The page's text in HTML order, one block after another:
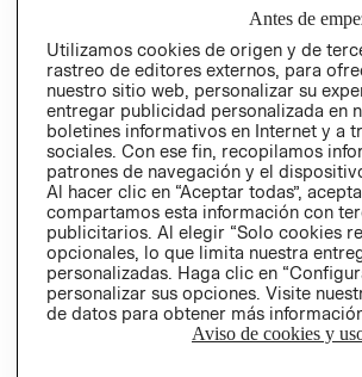
EMPRESARIAL
Chile ($)
Antes de
Utilizamos cookies de origen y de
rastreo de editores externos, para
nuestro sitio web, personalizar su
entregar publicidad personalizada en
boletines informativos en Internet y a
sociales. Con ese fin, recopilamos
patrones de navegación y el
Al hacer clic en “Aceptar todas”,
compartamos esta información con
publicitarios. Al elegir “Solo cookies
opcionales, lo que limita nuestra
personalizadas. Haga clic en
personalizar sus opciones. Visite
de datos para obtener más
Aviso de cookies y